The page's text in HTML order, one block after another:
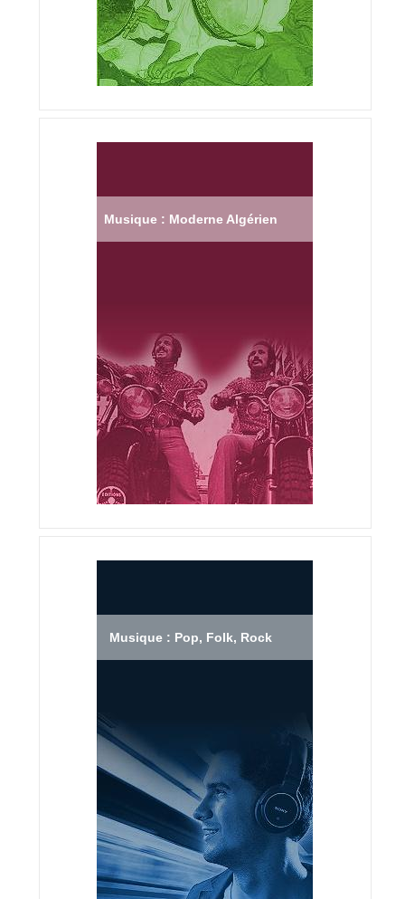
Musique : Moderne Algérien
Musique : Pop, Folk, Rock